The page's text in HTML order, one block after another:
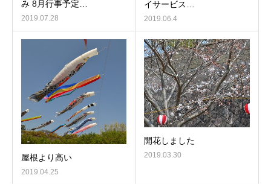
み 8月行事予定…
2019.07.28
イサービス…
2019.06.4
屋根より高い
2019.04.25
開花しました
2019.03.30